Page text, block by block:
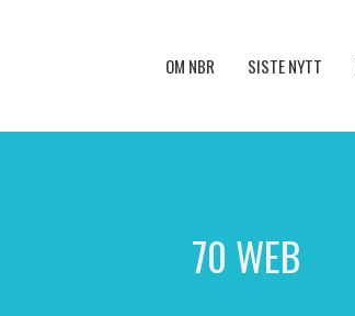
OM NBR SISTE NYTT
70 WEB